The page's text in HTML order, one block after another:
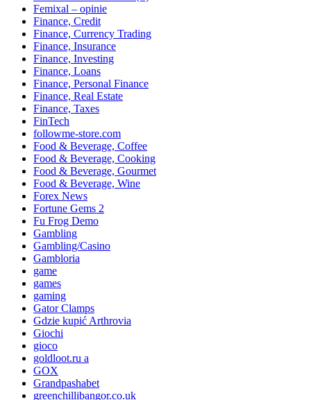
Femixal – opinie
Finance, Credit
Finance, Currency Trading
Finance, Insurance
Finance, Investing
Finance, Loans
Finance, Personal Finance
Finance, Real Estate
Finance, Taxes
FinTech
followme-store.com
Food & Beverage, Coffee
Food & Beverage, Cooking
Food & Beverage, Gourmet
Food & Beverage, Wine
Forex News
Fortune Gems 2
Fu Frog Demo
Gambling
Gambling/Casino
Gambloria
game
games
gaming
Gator Clamps
Gdzie kupić Arthrovia
Giochi
gioco
goldloot.ru a
GOX
Grandpashabet
greenchillibangor.co.uk